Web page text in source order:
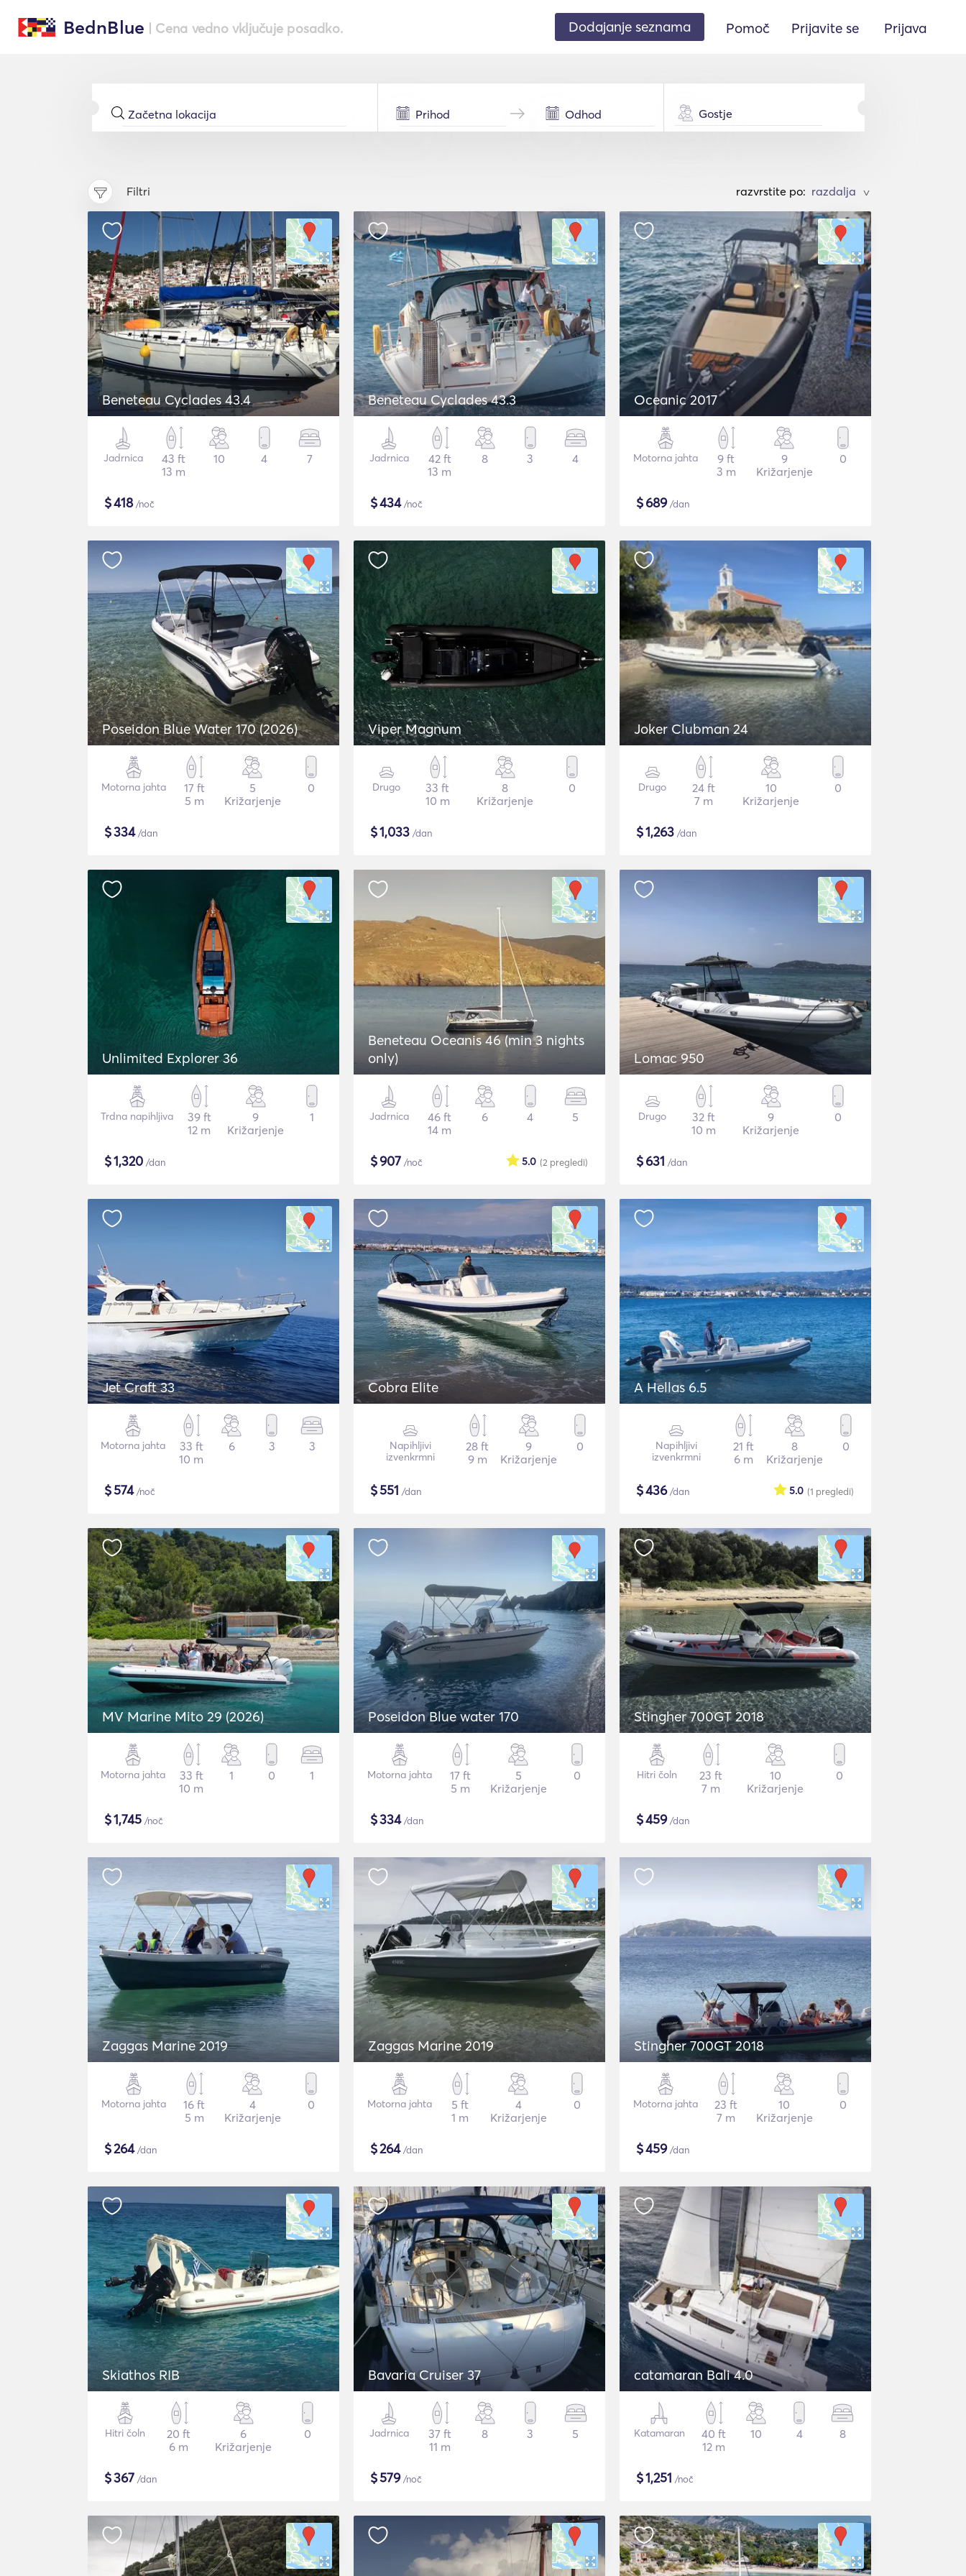
BednBlue | Cena vedno vključuje posadko. Dodajanje seznama Pomoč Prijavite se Prijava
Gostje
Filtri razvrstite po: >
Beneteau Cyclades 43.4
Jadrnica
43 ft
13 m
10 4 7
$418/noč
Beneteau Cyclades 43.3
Jadrnica
42 ft
13 m
8 3 4
$434/noč
Oceanic 2017
Motorna jahta
9 ft
3 m
9
Križarjenje
0
$689/dan
Poseidon Blue Water 170 (2026)
Motorna jahta
17 ft
5 m
5
Križarjenje
0
$334/dan
Viper Magnum
Drugo
33 ft
10 m
8
Križarjenje
0
$1,033 /dan
Joker Clubman 24
Drugo
24 ft
7 m
10
Križarjenje
0
$1,263 /dan
Unlimited Explorer 36
Trdna napihljiva
39 ft
12 m
9
Križarjenje
1
$1,320 /dan
Beneteau Oceanis 46 (min 3 nights
only)
Jadrnica
46 ft
14 m
6 4 5
$907 /noč (2 pregledi)
5.0
Lomac 950
Drugo
32 ft
10 m
9
Križarjenje
0
$631 /dan
Jet Craft 33
Motorna jahta
33 ft
10 m
6 3 3
$574/noč
Cobra Elite
Napihljivi
izvenkrmni
28 ft
9 m
9
Križarjenje
0
$551 /dan
A Hellas 6.5
Napihljivi
izvenkrmni
21 ft
6 m
8
Križarjenje
0
$436/dan (1 pregledi)
5.0
MV Marine Mito 29 (2026)
Motorna jahta
33 ft
10 m
1 0 1
$1,745 /noč
Poseidon Blue water 170
Motorna jahta
17 ft
5 m
5
Križarjenje
0
$334/dan
Stingher 700GT 2018
Hitri čoln
23 ft
7 m
10
Križarjenje
0
$459/dan
Zaggas Marine 2019
Motorna jahta
16 ft
5 m
4
Križarjenje
0
$264/dan
Zaggas Marine 2019
Motorna jahta
5 ft
1 m
4
Križarjenje
0
$264/dan
Stingher 700GT 2018
Motorna jahta
23 ft
7 m
10
Križarjenje
0
$459/dan
Skiathos RIB
Hitri čoln
20 ft
6 m
6
Križarjenje
0
$367 /dan
Bavaria Cruiser 37
Jadrnica
37 ft
11 m
8 3 5
$579/noč
catamaran Bali 4.0
Katamaran
40 ft
12 m
10 4 8
$1,251 /noč